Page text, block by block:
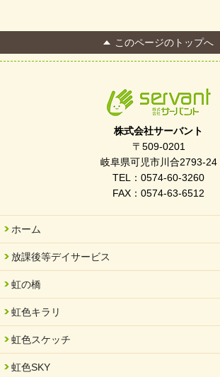
FC Bombonera 岐阜県No.1
令和7年度 岐阜県スポーツ賞「FC
岐阜県「働いてもらい方改革」優良事例集
2025/06/10
未来会議 in 可児市 「斉藤まさゆき」
2025/05/07
2025年6月中旬 OPEN 放課後等デイサービ
2025/03/01
餅つき大会を開催しました
このページのトップへ
株式会社サーバント
〒509-0201
岐阜県可児市川合2793-24
TEL：0574-60-3260
FAX：0574-63-6512
ホーム
放課後等デイサービス
虹の橋
虹色キラリ
虹色スケッチ
虹色SKY